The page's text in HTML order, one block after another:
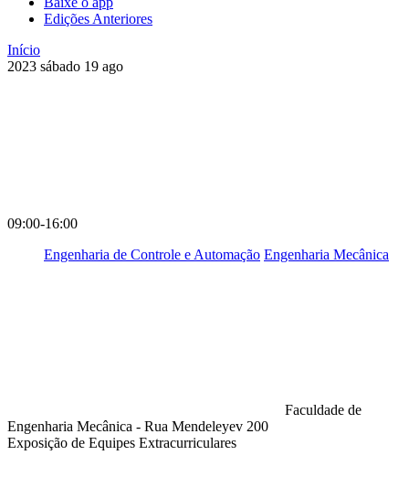
Edições Anteriores
Início
2023 sábado 19 ago
09:00-16:00
Engenharia de Controle e Automação Engenharia Mecânica
Faculdade de
Engenharia Mecânica - Rua Mendeleyev 200
Exposição de Equipes Extracurriculares